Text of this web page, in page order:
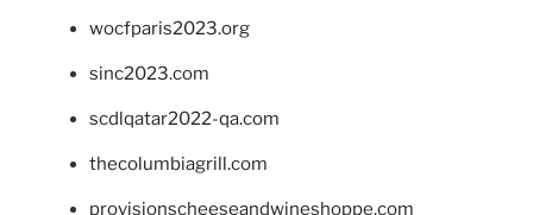
wocfparis2023.org
sinc2023.com
scdlqatar2022-qa.com
thecolumbiagrill.com
provisionscheeseandwineshoppe.com